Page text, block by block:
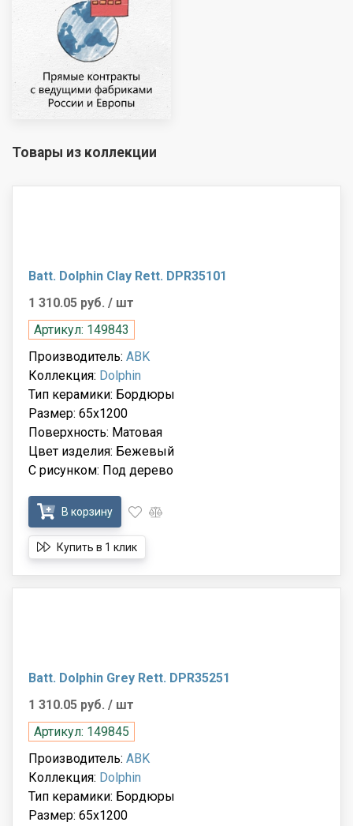
Товары из коллекции
Batt. Dolphin Clay Rett. DPR35101
1 310.05 руб. / шт
Артикул: 149843
Производитель: ABK
Коллекция: Dolphin
Тип керамики: Бордюры
Размер: 65x1200
Поверхность: Матовая
Цвет изделия: Бежевый
С рисунком: Под дерево
В корзину
Купить в 1 клик
Batt. Dolphin Grey Rett. DPR35251
1 310.05 руб. / шт
Артикул: 149845
Производитель: ABK
Коллекция: Dolphin
Тип керамики: Бордюры
Размер: 65x1200